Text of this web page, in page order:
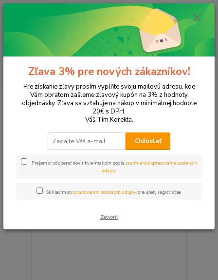
Hľadať
ks
za 0,00 EUR
Tonery a náplne do tlačiarní Brother MFC-J200
Upresniť parametre
Najdrahšie
Zobrazujem 1-2 z 2
Zľava 3% pre nových zákazníkov!
Pre získanie zľavy prosím vyplňte svoju mailovú adresu, kde
Vám obratom zašleme zľavový kupón na 3% z hodnoty
objednávky. Zľava sa vzťahuje na nákup v minimálnej hodnote
20€ s DPH.
Váš Tím Korekta.
Odoslať
Prajem si odoberať novinky e-mailom podľa podmienok spracovania osobných
údajov.
Súhlasím sospracovaním osobných údajov pre účely registrácie.
Zatvoriť